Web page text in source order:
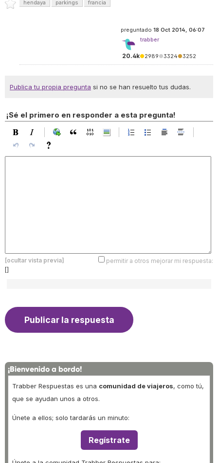
hendaya parkings francia
preguntado 18 Oct 2014, 06:07
trabber
20.4k●2989●3324●3252
Publica tu propia pregunta si no se han resuelto tus dudas.
¡Sé el primero en responder a esta pregunta!
[ocultar vista previa]
permitir a otros mejorar mi respuesta:
[]
¡Bienvenido a bordo!
Trabber Respuestas es una comunidad de viajeros, como tú,
que se ayudan unos a otros.
Únete a ellos; solo tardarás un minuto:
Regístrate